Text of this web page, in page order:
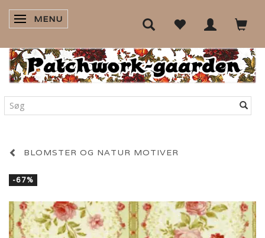
SKIFTE NAVIGATION
MENU
BLOMSTER OG NATUR MOTIVER
-67%